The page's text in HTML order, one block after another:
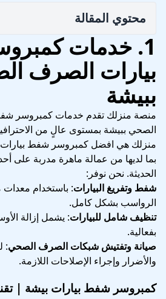
محتوي المقالة
1. خدمات
بيارات الصرف
ببيشة
منصة منزلك تقدم خدمات كمبروسر
الصحي ببيشة بمستوى عالٍ من
منزلك هي افضل كمبروسر شفط
بما لديها من عمالة ماهرة مدربة على
الحديثة. نحن نوفر:
شفط وتفريغ البيارات: باستخدام معدات
الرواسب بشكل كامل.
تنظيف شامل للبيارات: يشمل إزالة
بفعالية.
صيانة وتفتيش شبكات الصرف الصحي:
والأضرار وإجراء الإصلاحات اللازمة.
كمبروسر شفط بيارات بيشة |